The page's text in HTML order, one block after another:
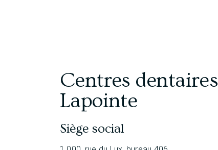
Centres dentaires
Lapointe
Siège social